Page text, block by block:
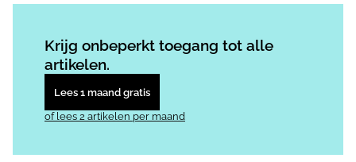
Krijg onbeperkt toegang tot alle
artikelen.
Lees 1 maand gratis
of lees 2 artikelen per maand